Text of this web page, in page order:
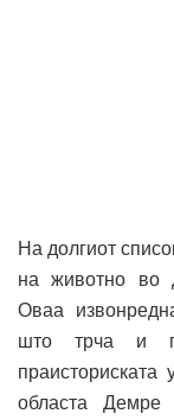
На долгиот
на животно во
Оваа
што трча и
областа Демре